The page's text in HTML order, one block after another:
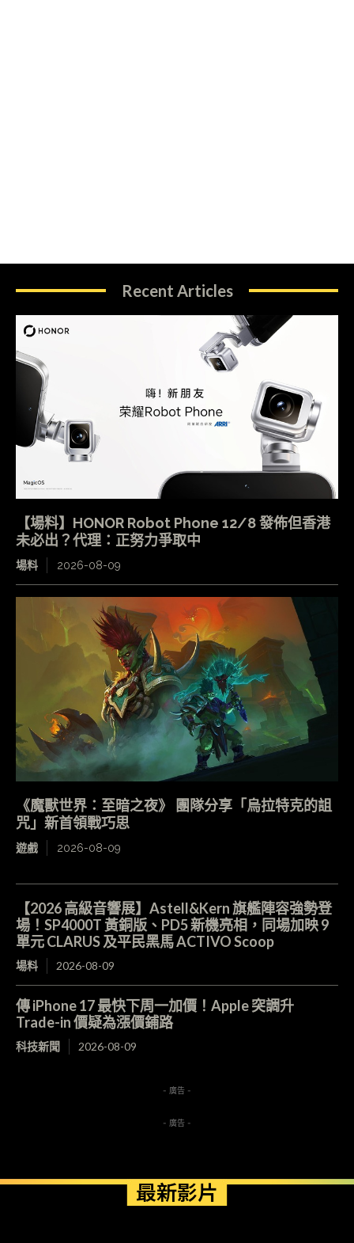
Recent Articles
【場料】HONOR Robot Phone 12/8 發佈但香港
未必出？代理：正努力爭取中
場料 2026-08-09
《魔獸世界：至暗之夜》 團隊分享「烏拉特克的詛
咒」新首領戰巧思
遊戲 2026-08-09
【2026 高級音響展】Astell&Kern 旗艦陣容強勢登
場！SP4000T 黃銅版、PD5 新機亮相，同場加映 9
單元 CLARUS 及平民黑馬 ACTIVO Scoop
場料 2026-08-09
傳 iPhone 17 最快下周一加價！Apple 突調升
Trade-in 價疑為漲價鋪路
科技新聞 2026-08-09
- 廣告 -
- 廣告 -
最新影片